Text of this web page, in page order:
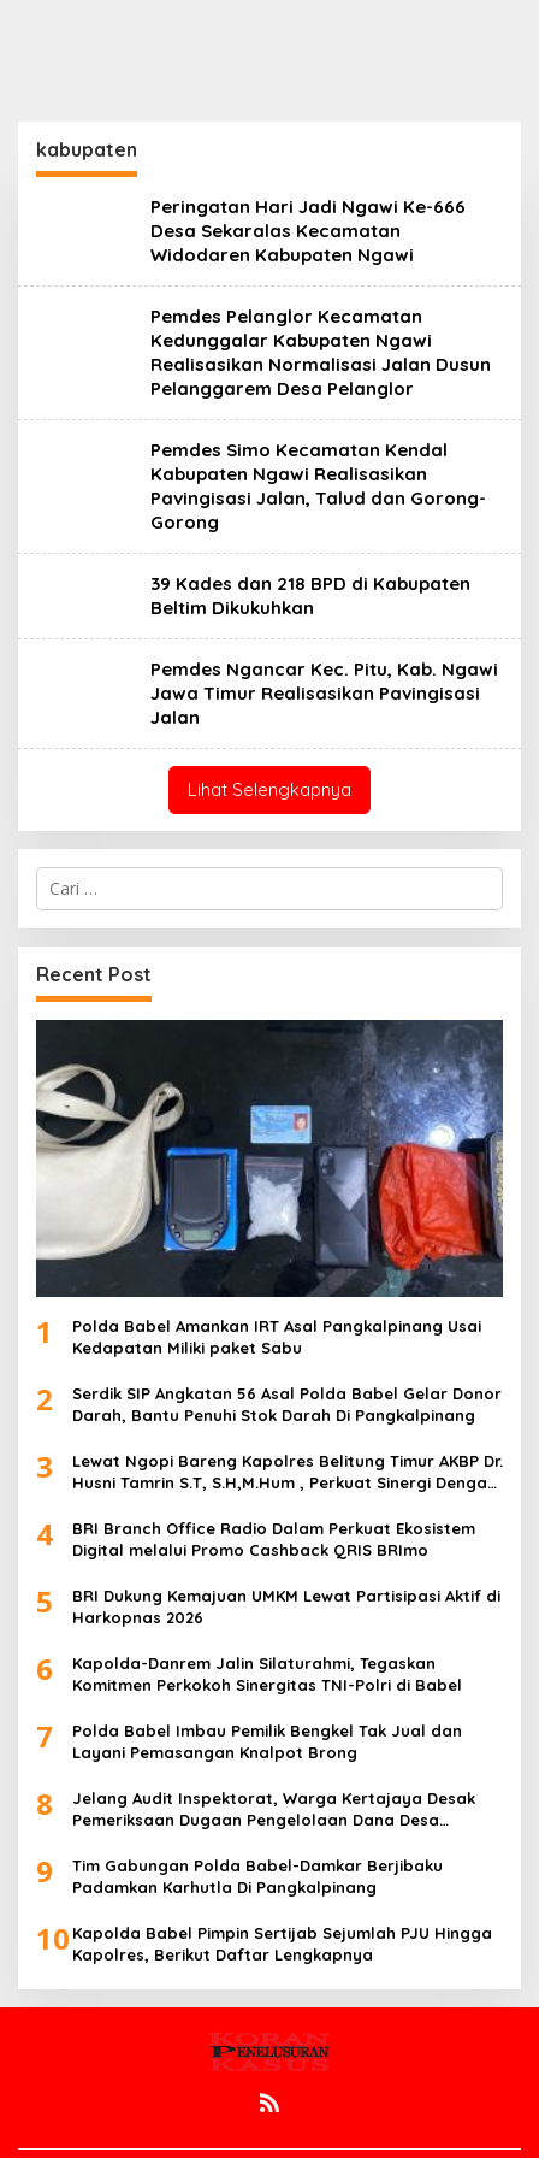
kabupaten
Peringatan Hari Jadi Ngawi Ke-666
Desa Sekaralas Kecamatan
Widodaren Kabupaten Ngawi
Pemdes Pelanglor Kecamatan
Kedunggalar Kabupaten Ngawi
Realisasikan Normalisasi Jalan Dusun
Pelanggarem Desa Pelanglor
Pemdes Simo Kecamatan Kendal
Kabupaten Ngawi Realisasikan
Pavingisasi Jalan, Talud dan Gorong-
Gorong
39 Kades dan 218 BPD di Kabupaten
Beltim Dikukuhkan
Pemdes Ngancar Kec. Pitu, Kab. Ngawi
Jawa Timur Realisasikan Pavingisasi
Jalan
Lihat Selengkapnya
Cari
untuk:
Recent Post
1
Polda Babel Amankan IRT Asal Pangkalpinang Usai
Kedapatan Miliki paket Sabu
2
Serdik SIP Angkatan 56 Asal Polda Babel Gelar Donor
Darah, Bantu Penuhi Stok Darah Di Pangkalpinang
3
Lewat Ngopi Bareng Kapolres Belitung Timur AKBP Dr.
Husni Tamrin S.T, S.H,M.Hum , Perkuat Sinergi Dengan
4
BRI Branch Office Radio Dalam Perkuat Ekosistem
Digital melalui Promo Cashback QRIS BRImo
5
BRI Dukung Kemajuan UMKM Lewat Partisipasi Aktif di
Harkopnas 2026
6
Kapolda-Danrem Jalin Silaturahmi, Tegaskan
Komitmen Perkokoh Sinergitas TNI-Polri di Babel
7
Polda Babel Imbau Pemilik Bengkel Tak Jual dan
Layani Pemasangan Knalpot Brong
8
Jelang Audit Inspektorat, Warga Kertajaya Desak
Pemeriksaan Dugaan Pengelolaan Dana Desa
9
Tim Gabungan Polda Babel-Damkar Berjibaku
Padamkan Karhutla Di Pangkalpinang
10 Kapolda Babel Pimpin Sertijab Sejumlah PJU Hingga
Kapolres, Berikut Daftar Lengkapnya